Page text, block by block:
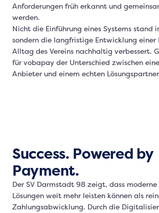
Anforderungen früh erkannt und
werden.
Nicht die Einführung eines Systems stand
sondern die langfristige Entwicklung einer
Alltag des Vereins nachhaltig verbessert.
für vobapay der Unterschied zwischen
Anbieter und einem echten
Success. Powered by
Payment.
Der SV Darmstadt 98 zeigt, dass
Lösungen weit mehr leisten können als
Zahlungsabwicklung. Durch die